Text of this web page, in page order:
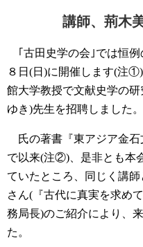
講師、荊木美
｢古田史学の会｣では恒例
８日(日)に開催します(注
館大学教授で文献史学の
ゆき)先生を招聘しました。
氏の著書『東アジア金石
で以来(注②)、是非とも本
ていたところ、同じく講
さん(『古代に真実を求め
務局長)のご紹介により、
た。